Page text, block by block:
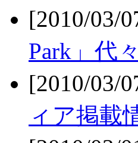
[2010/03/
Park」代
[2010/03/
ィア掲載